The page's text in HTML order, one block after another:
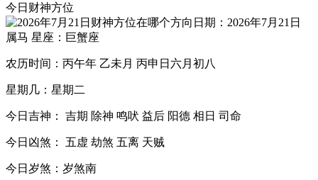
今日财神方位
日期：2026年7月21日
属马 星座：巨蟹座
农历时间：丙午年 乙未月 丙申日六月初八
星期几：星期二
今日吉神： 吉期 除神 鸣吠 益后 阳德 相日 司命
今日凶煞： 五虚 劫煞 五离 天贼
今日岁煞：岁煞南